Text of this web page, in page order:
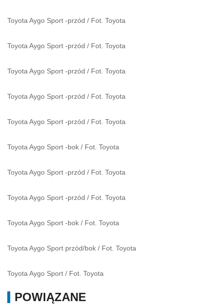
Toyota Aygo Sport -przód / Fot. Toyota
Toyota Aygo Sport -przód / Fot. Toyota
Toyota Aygo Sport -przód / Fot. Toyota
Toyota Aygo Sport -przód / Fot. Toyota
Toyota Aygo Sport -przód / Fot. Toyota
Toyota Aygo Sport -bok / Fot. Toyota
Toyota Aygo Sport -przód / Fot. Toyota
Toyota Aygo Sport -przód / Fot. Toyota
Toyota Aygo Sport -bok / Fot. Toyota
Toyota Aygo Sport przód/bok / Fot. Toyota
Toyota Aygo Sport / Fot. Toyota
POWIĄZANE